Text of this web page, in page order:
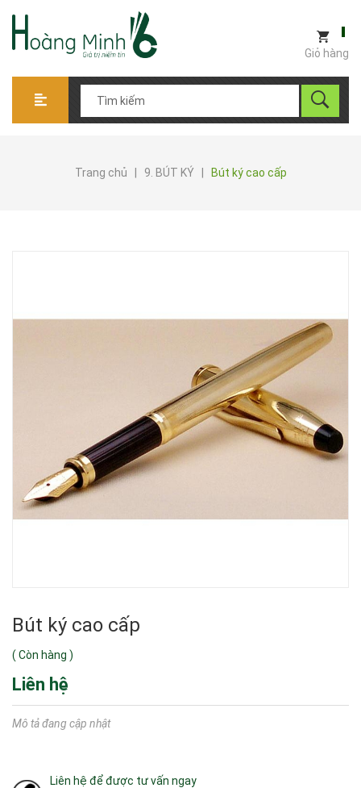
Giỏ hàng
Trang chủ 9. BÚT KÝ Bút ký cao cấp
Bút ký cao cấp
( Còn hàng )
Liên hệ
Mô tả đang cập nhật
Liên hệ để được tư vấn ngay